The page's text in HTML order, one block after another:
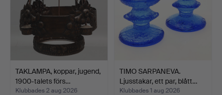
TAKLAMPA, koppar, jugend,
1900-talets förs…
Klubbades 2 aug 2026
TIMO SARPANEVA.
Ljusstakar, ett par, blått…
Klubbades 1 aug 2026